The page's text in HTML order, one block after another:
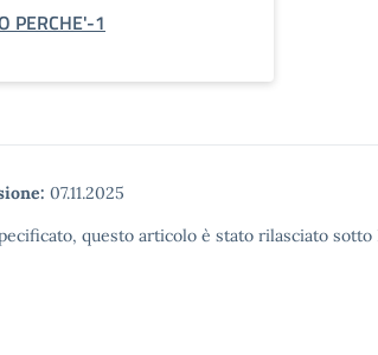
PERCHE'-1
07.11.2025
questo articolo è stato rilasciato